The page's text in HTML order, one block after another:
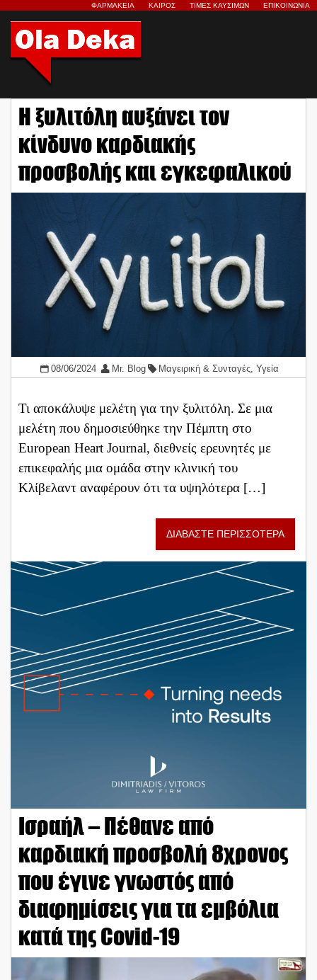
ΦΑΡΜΑΚΕΙΑ ΚΑΙΡΟΣ ΤΙΜΕΣ ΚΑΥΣΙΜΩΝ ΕΠΙΚΟΙΝΩΝΙΑ
Η ξυλιτόλη αυξάνει τον
κίνδυνο καρδιακής
προσβολής και εγκεφαλικού
08/06/2024 Mr. Blog Μαγειρική & Συνταγές, Υγεία
Τι αποκάλυψε μελέτη για την ξυλιτόλη. Σε μια
μελέτη που δημοσιεύθηκε την Πέμπτη στο
European Heart Journal, διεθνείς ερευνητές με
επικεφαλής μια ομάδα στην κλινική του
Κλίβελαντ αναφέρουν ότι τα υψηλότερα […]
ΔΙΑΒΑΣΤΕ ΠΕΡΙΣΣΟΤΕΡΑ
Ισραήλ – Πέθανε από
καρδιακή προσβολή 8χρονος
που έγινε γνωστός από
διαφημίσεις για τα εμβόλια
κατά της Covid-19